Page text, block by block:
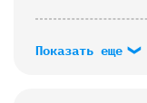
Показать еще